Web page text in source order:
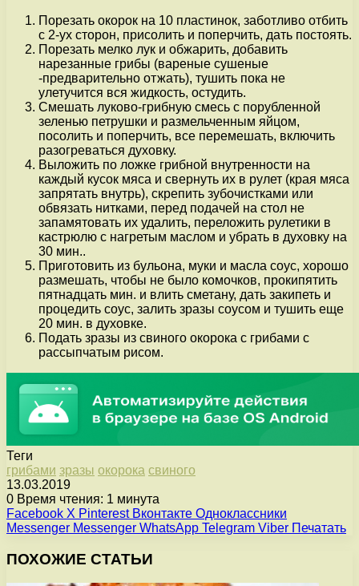
Порезать окорок на 10 пластинок, заботливо отбить
с 2-ух сторон, присолить и поперчить, дать постоять.
Порезать мелко лук и обжарить, добавить
нарезанные грибы (вареные сушеные
-предварительно отжать), тушить пока не
улетучится вся жидкость, остудить.
Смешать луково-грибную смесь с порубленной
зеленью петрушки и размельченным яйцом,
посолить и поперчить, все перемешать, включить
разогреваться духовку.
Выложить по ложке грибной внутренности на
каждый кусок мяса и свернуть их в рулет (края мяса
запрятать внутрь), скрепить зубочистками или
обвязать нитками, перед подачей на стол не
запамятовать их удалить, переложить рулетики в
кастрюлю с нагретым маслом и убрать в духовку на
30 мин..
Приготовить из бульона, муки и масла соус, хорошо
размешать, чтобы не было комочков, прокипятить
пятнадцать мин. и влить сметану, дать закипеть и
процедить соус, залить зразы соусом и тушить еще
20 мин. в духовке.
Подать зразы из свиного окорока с грибами с
рассыпчатым рисом.
Теги
грибами зразы окорока свиного
13.03.2019
0 Время чтения: 1 минута
Facebook X Pinterest Вконтакте Одноклассники
Messenger Messenger WhatsApp Telegram Viber Печатать
ПОХОЖИЕ СТАТЬИ